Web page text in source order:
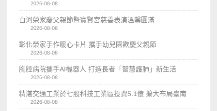
2026-08-08
白河榮家慶父親節暨寶賢宮慈善表演溫馨圓滿
2026-08-08
彰化榮家手作暖心卡片 攜手幼兒園歡慶父親節
2026-08-08
胸腔病院攜手AI機器人 打造長者「智慧護肺」新生活
2026-08-08
精湛交通工業於七股科技工業區投資5.1億 擴大布局臺南
2026-08-08